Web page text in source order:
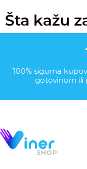
Šta kažu
100% sigurna
gotovinom